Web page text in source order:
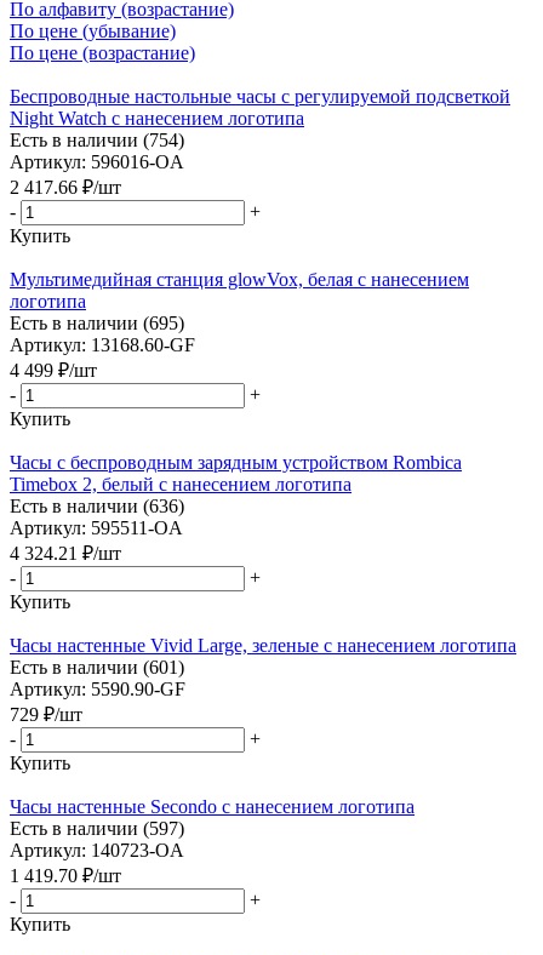
По алфавиту (возрастание)
По цене (убывание)
По цене (возрастание)
Беспроводные настольные часы с регулируемой подсветкой
Night Watch с нанесением логотипа
Есть в наличии (754)
Артикул: 596016-OA
2 417.66 ₽/шт
-
+
Купить
Мультимедийная станция glowVox, белая с нанесением
логотипа
Есть в наличии (695)
Артикул: 13168.60-GF
4 499 ₽/шт
-
+
Купить
Часы с беспроводным зарядным устройством Rombica
Timebox 2, белый с нанесением логотипа
Есть в наличии (636)
Артикул: 595511-OA
4 324.21 ₽/шт
-
+
Купить
Часы настенные Vivid Large, зеленые с нанесением логотипа
Есть в наличии (601)
Артикул: 5590.90-GF
729 ₽/шт
-
+
Купить
Часы настенные Secondo с нанесением логотипа
Есть в наличии (597)
Артикул: 140723-OA
1 419.70 ₽/шт
-
+
Купить